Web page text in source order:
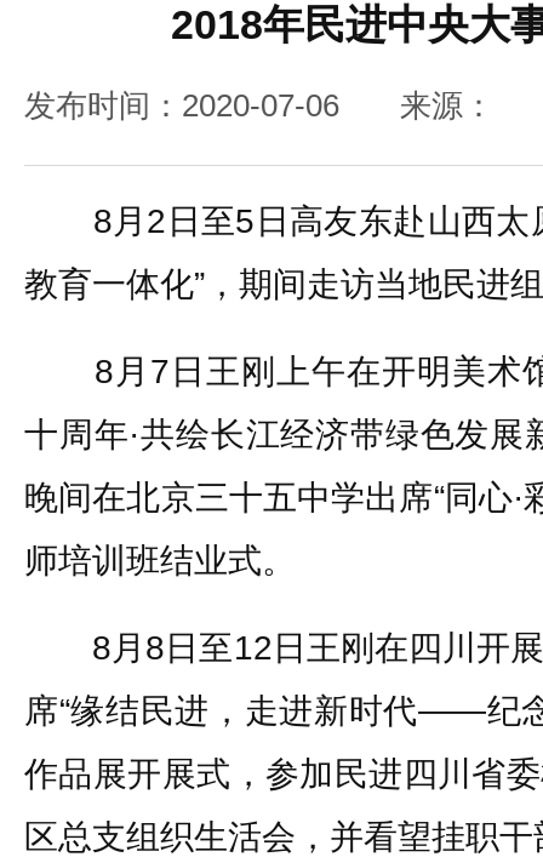
2018年民进中央大
发布时间：2020-07-06 来源：
8月2日至5日高友东赴山西太
教育一体化”，期间走访当地民进
8月7日王刚上午在开明美术
十周年·共绘长江经济带绿色发展
晚间在北京三十五中学出席“同心·
师培训班结业式。
8月8日至12日王刚在四川开展
席“缘结民进，走进新时代——纪
作品展开展式，参加民进四川省
区总支组织生活会，并看望挂职干